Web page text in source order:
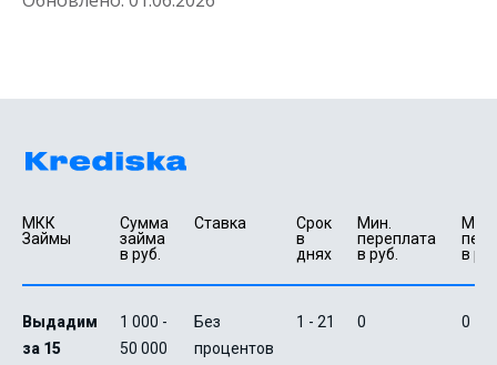
МКК
Займы
Сумма
займа
в руб.
Ставка
Срок
в
днях
Мин.
переплата
в руб.
в
Выдадим
за 15
1 000 -
50 000
Без
процентов
1 - 21 0 0